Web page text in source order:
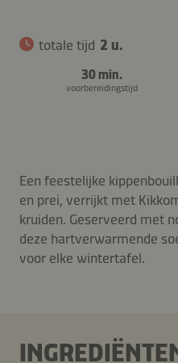
totale tijd 2 u.
30 min.
voorbereidingstijd
Een feestelijke
en prei, verrijkt met
kruiden. Geserveerd met
deze hartverwarmende
voor elke wintertafel.